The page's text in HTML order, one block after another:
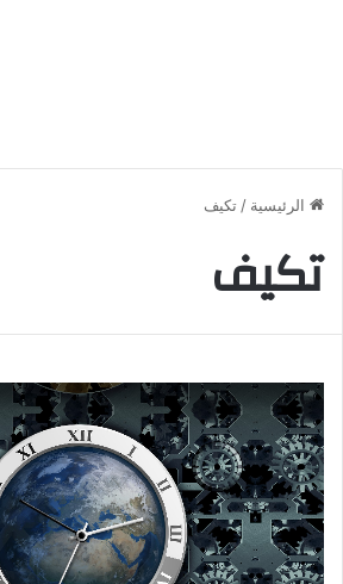
الرئيسية / تكيف
تكيف